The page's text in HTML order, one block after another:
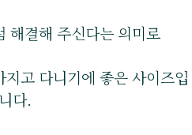
해결해 주신다는 의미로
고 다니기에 좋은 사이즈입
니다.